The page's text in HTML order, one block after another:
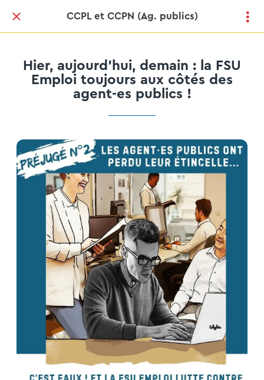
CCPL et CCPN (Ag. publics)
Hier, aujourd’hui, demain : la FSU
Emploi toujours aux côtés des
agent-es publics !